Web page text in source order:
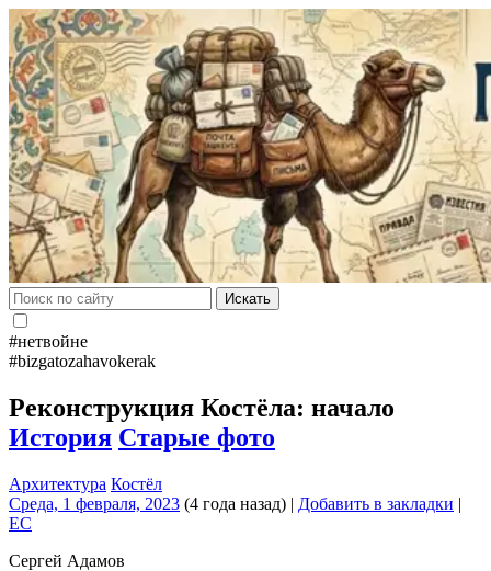
Искать
#нетвойне
#bizgatozahavokerak
Реконструкция Костёла: начало
История Старые фото
Архитектура Костёл
Среда, 1 февраля, 2023 (4 года назад) | Добавить в закладки |
EC
Сергей Адамов